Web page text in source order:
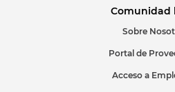
Comunidad
Sobre
Portal de
Acceso a